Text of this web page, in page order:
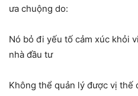
ưa chuộng do:
Nó bỏ đi yếu tố cảm xúc khỏi
nhà đầu tư
Không thể quản lý được vị thế